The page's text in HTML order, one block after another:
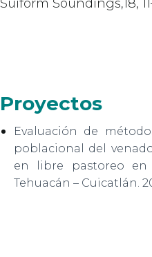
Suiform Soundings,18,
Proyectos
Evaluación de
poblacional del
en libre pastoreo en
Tehuacán – Cuicatlán.